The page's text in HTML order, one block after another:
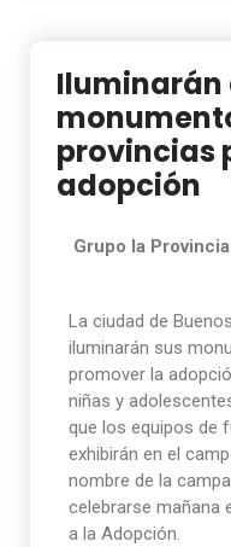
Iluminarán
provincias
adopción
Grupo la Provincia
La ciudad de
iluminarán sus
promover la
niñas y
que los equipos de
exhibirán en el
nombre de la
celebrarse mañana
a la Adopción.